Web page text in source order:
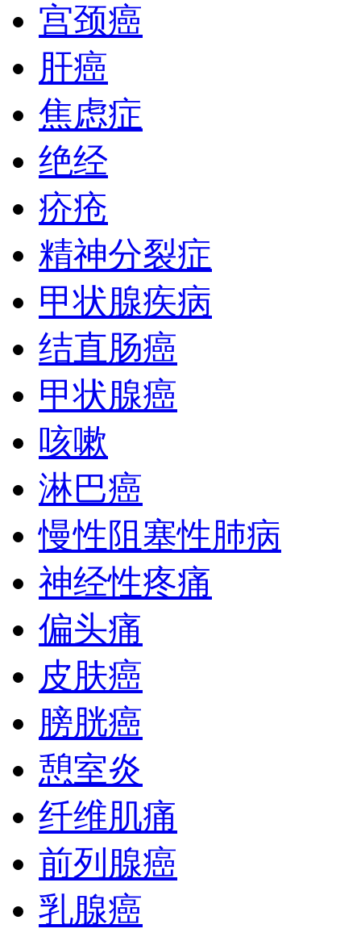
宫颈癌
肝癌
焦虑症
绝经
疥疮
精神分裂症
甲状腺疾病
结直肠癌
甲状腺癌
咳嗽
淋巴癌
慢性阻塞性肺病
神经性疼痛
偏头痛
皮肤癌
膀胱癌
憩室炎
纤维肌痛
前列腺癌
乳腺癌